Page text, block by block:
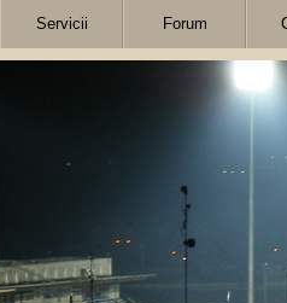
Servicii Forum